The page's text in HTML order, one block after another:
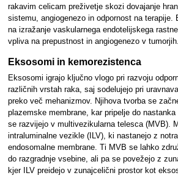
rakavim celicam preživetje skozi dovajanje
sistemu, angiogenezo in odpornost na terapije.
na izražanje vaskularnega endotelijskega
vpliva na prepustnost in angiogenezo v tumorjih.
Eksosomi in kemorezistenca
Eksosomi igrajo ključno vlogo pri razvoju
različnih vrstah raka, saj sodelujejo pri
preko več mehanizmov. Njihova tvorba se
plazemske membrane, kar pripelje do
se razvijejo v multivezikularna telesca (MVB).
intraluminalne vezikle (ILV), ki nastanejo z
endosomalne membrane. Ti MVB se lahko
do razgradnje vsebine, ali pa se povežejo z
kjer ILV preidejo v zunajcelični prostor kot